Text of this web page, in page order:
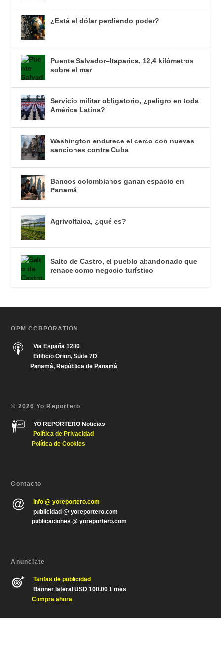
¿Está el dólar perdiendo poder?
Puente Salvador–Itaparica, 12,4 kilómetros
sobre el mar
Servicio militar obligatorio, ¿peligro en toda
América Latina?
Washington endurece el cerco con nuevas
sanciones contra Cuba
Bancos colombianos ganan espacio en
Panamá
Agrivoltaica, ¿qué es?
Salto de Castro, el pueblo abandonado que
renace como negocio turístico
OPM CORPORATION
Via España 1280
Edificio Orion, Suite 7D
Panamá, República de Panamá
© 2026 Yo Reportero
YO REPORTERO Noticias
Política de Privacidad
Política de Cookies
Contacto
info @ yoreportero.com
publicidad @ yoreportero.com
publicaciones @ yoreportero.com
Anunciate
Tarifas de publicidad
Banner lateral USD 100.00 1 mes
Compra ahora